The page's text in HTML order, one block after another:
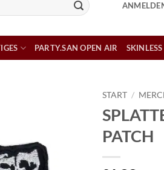
PARTY.SAN OPEN AIR SKINLESS
START /
PATCH